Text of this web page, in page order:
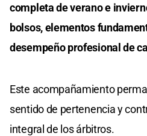
completa de verano e
bolsos, elementos
desempeño profesional de
Este acompañamiento
sentido de pertenencia y
integral de los árbitros.